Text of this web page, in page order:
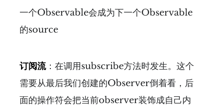
一个Observable会成为下一个Observable
的source
订阅流：在调用subscribe方法时发生。这个
需要从最后我们创建的Observer倒着看，后
面的操作符会把当前observer装饰成自己内